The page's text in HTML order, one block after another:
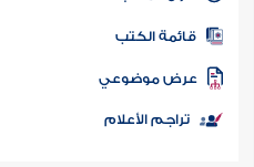
المكتبة
الكتب
موضوعي